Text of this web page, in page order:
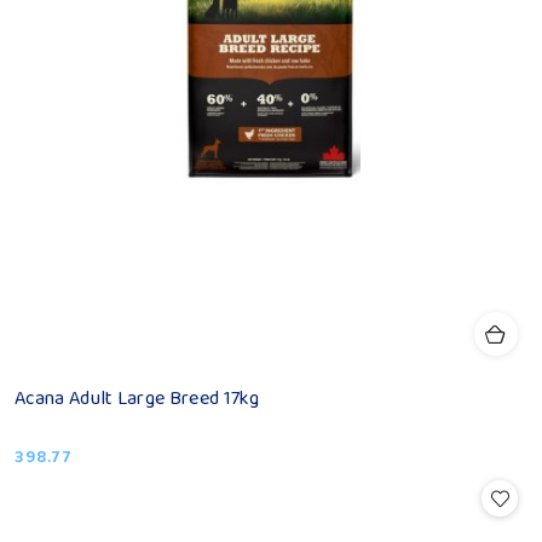
Acana Adult Large Breed 17kg
Cena:
398.77